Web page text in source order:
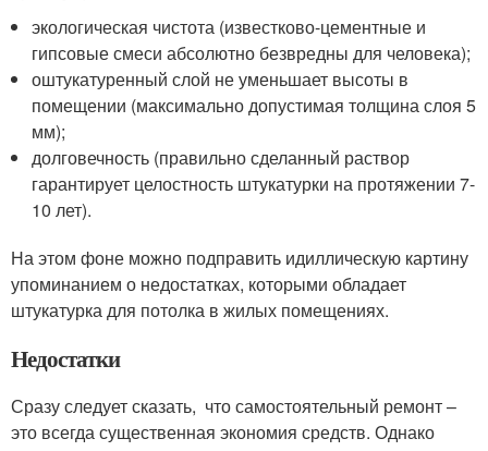
экологическая чистота (известково-цементные и
гипсовые смеси абсолютно безвредны для человека);
оштукатуренный слой не уменьшает высоты в
помещении (максимально допустимая толщина слоя 5
мм);
долговечность (правильно сделанный раствор
гарантирует целостность штукатурки на протяжении 7-
10 лет).
На этом фоне можно подправить идиллическую картину
упоминанием о недостатках, которыми обладает
штукатурка для потолка в жилых помещениях.
Недостатки
Сразу следует сказать, что самостоятельный ремонт –
это всегда существенная экономия средств. Однако